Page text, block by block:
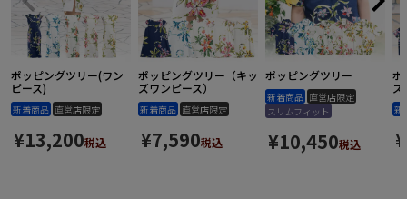
ポッピングツリー(ワン
ピース)
新着商品 直営店限定
¥13,200税込
ポッピングツリー（キッ
ズワンピース）
新着商品 直営店限定
¥7,590税込
ポッピングツリー
新着商品 直営店限定
スリムフィット
¥10,450税込
ポ
新
¥